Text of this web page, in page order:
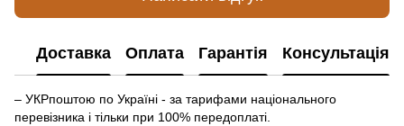
Доставка Оплата Гарантія Консультація
– УКРпоштою по Україні - за тарифами національного
перевізника і тільки при 100% передоплаті.